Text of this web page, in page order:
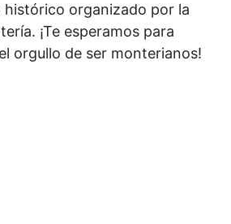
histórico organizado por la
¡Te esperamos para
orgullo de ser monterianos!